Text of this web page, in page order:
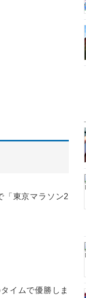
「東京マラソン2
イムで優勝しま